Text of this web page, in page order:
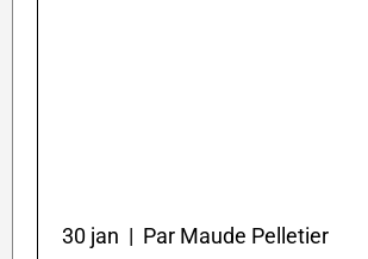
30 jan | Par Maude Pelletier